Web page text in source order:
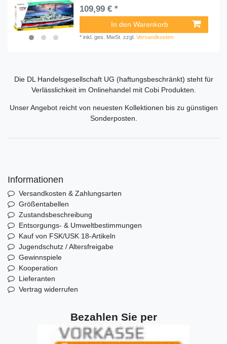
109,99 € *
In den Warenkorb
*inkl. ges. MwSt. zzgl.Versandkosten
Die DL Handelsgesellschaft UG (haftungsbeschränkt) steht für
Verlässlichkeit im Onlinehandel mit Cobi Produkten.
Unser Angebot reicht von neuesten Kollektionen bis zu günstigen
Sonderposten.
Informationen
Versandkosten & Zahlungsarten
Größentabellen
Zustandsbeschreibung
Entsorgungs- & Umweltbestimmungen
Kauf von FSK/USK 18-Artikeln
Jugendschutz / Altersfreigabe
Gewinnspiele
Kooperation
Lieferanten
Vertrag widerrufen
Bezahlen Sie per